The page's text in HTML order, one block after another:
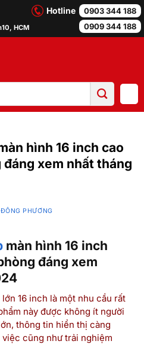
HCM
Hotline
0903 344 188
0909 344 188
hình 16 inch cao
xem nhất tháng
ĐÔNG PHƯƠNG
màn hình 16 inch
đáng xem
16 inch là một nhu cầu rất
này được không ít người
thông tin hiển thị càng
cũng như trải nghiệm